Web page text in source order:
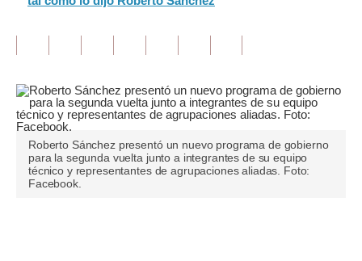
Blogs
Tendencias
Lujo
Roberto Sánchez presentó un nuevo programa de gobierno
para la segunda vuelta junto a integrantes de su equipo
técnico y representantes de agrupaciones aliadas. Foto:
Facebook.